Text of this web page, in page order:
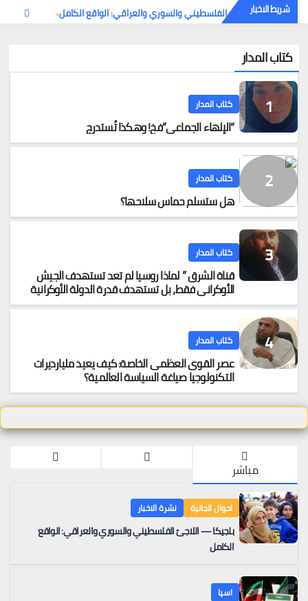
شريط الاخبار
بلجيكا — اللاجئ الفلسطيني والسوري والعراقي: الواقع الكامل
كتاب المدار
كتاب المدار
“الإلهاء الجماعي”فخ! وهكذا تُستدرج
كتاب المدار
هل ستسلم حماس سلاحها؟
كتاب المدار
قناة الشرق ” لماذا روسيا لم تعد تستهدف الجيش
الأوكراني فقط، بل تستهدف قدرة الدولة الأوكرانية
على البقاء اقتصادياً
كتاب المدار
عصر القوى العظمى الخاصة: كيف يعيد مليارديرات
التكنولوجيا صياغة السياسة العالمية؟
مباشر
احوال الجالية نشرة الاخبار
بلجيكا — اللاجئ الفلسطيني والسوري والعراقي: الواقع
الكامل
اسيا